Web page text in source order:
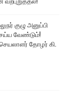
குழு அனுப்பி
வேண்டும்!
தோழர் கி.